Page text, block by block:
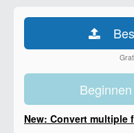
New: Convert multiple